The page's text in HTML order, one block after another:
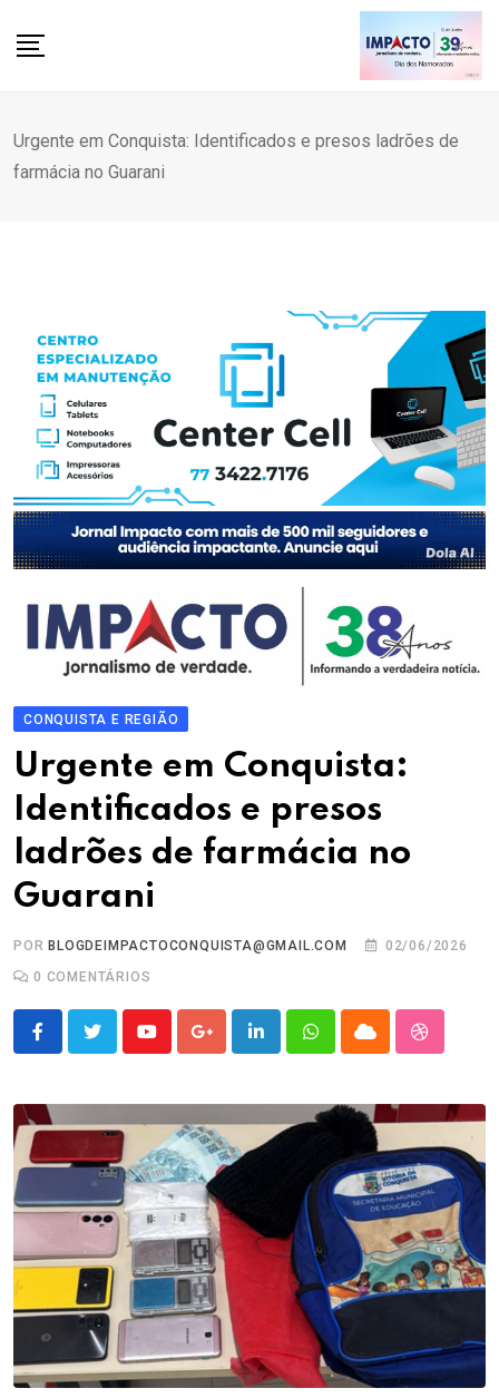
Urgente em Conquista: Identificados e presos ladrões de
farmácia no Guarani
CONQUISTA E REGIÃO
Urgente em Conquista:
Identificados e presos
ladrões de farmácia no
Guarani
POR BLOGDEIMPACTOCONQUISTA@GMAIL.COM
02/06/2026
0 COMENTÁRIOS
YoutubeGoogle+LinkedInWhatsappCloud